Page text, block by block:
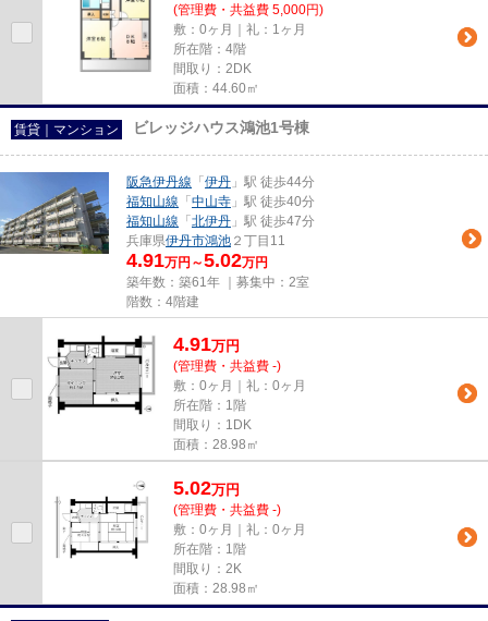
(管理費・共益費 5,000円)
敷：0ヶ月｜礼：1ヶ月
所在階：4階
間取り：2DK
面積：44.60㎡
賃貸｜マンション ビレッジハウス鴻池1号棟
阪急伊丹線 「 伊丹 」駅 徒歩44分
福知山線 「 中山寺 」駅 徒歩40分
福知山線 「 北伊丹 」駅 徒歩47分
兵庫県伊丹市鴻池 ２丁目11
4.91万円～5.02万円
築年数：築61年 ｜募集中： 2室
階数：4階建
4.91万円
(管理費・共益費 -)
敷：0ヶ月｜礼：0ヶ月
所在階：1階
間取り：1DK
面積：28.98㎡
5.02万円
(管理費・共益費 -)
敷：0ヶ月｜礼：0ヶ月
所在階：1階
間取り：2K
面積：28.98㎡